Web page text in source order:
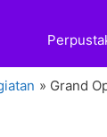
Grand